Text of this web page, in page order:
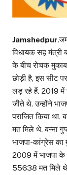
Jamshedpur
विधायक सह मंत्री
के बीच रोचक
छोड़ी है, इस सीट
लड़ रहे हैं. 2019 में
जीते थे. उन्होंने
पराजित किया
मत मिले थे. बन्ना
भाजपा-कांग्रेस का
2009 में भाजपा के
55638 मत मिले